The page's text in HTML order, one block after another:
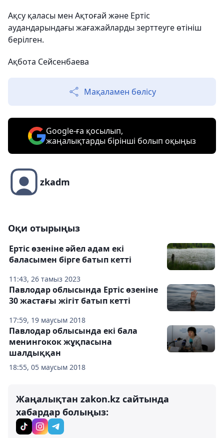
Ақсу қаласы мен Ақтоғай және Ертіс
аудандарындағы жағажайларды зерттеуге өтініш
берілген.
Ақбота Сейсенбаева
Мақаламен бөлісу
Google-ға қосылып,
жаңалықтарды бірінші болып оқыңыз
zkadm
Оқи отырыңыз
11:43, 26 тамыз 2023
Ертіс өзеніне әйел адам екі
баласымен бірге батып кетті
17:59, 19 маусым 2018
Павлодар облысында Ертіс өзеніне
30 жастағы жігіт батып кетті
18:55, 05 маусым 2018
Павлодар облысында екі бала
менингокок жұқпасына
шалдыққан
Жаңалықтан zakon.kz сайтында
хабардар болыңыз: